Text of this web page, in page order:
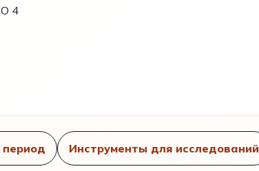
4
Инструменты для исследований